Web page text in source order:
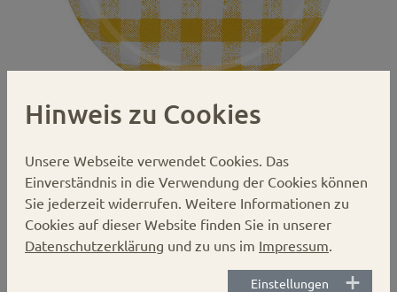
Gläserdeckel 82mm Karo gelb/weiß
Twist-off
Karton:
750 Stück
Hinweis zu Cookies
Unsere Webseite verwendet Cookies. Das
Einverständnis in die Verwendung der Cookies können
Sie jederzeit widerrufen. Weitere Informationen zu
Cookies auf dieser Website finden Sie in unserer
Datenschutzerklärung und zu uns im Impressum
Einstellungen